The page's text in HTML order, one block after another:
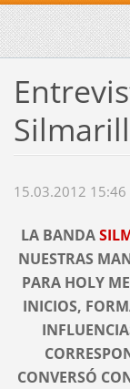
15.03.2012 15:46
LA BANDA
NUESTRAS
PARA HOLY
INICIOS,
CONVERSÓ